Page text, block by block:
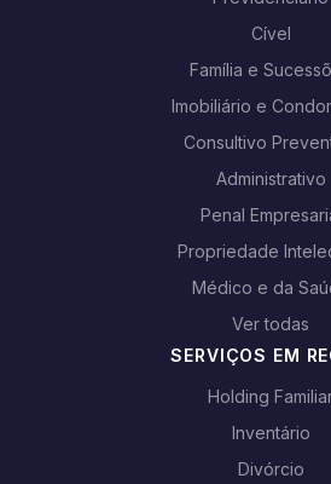
Cível
Família e
Imobiliário e
Consultivo
Administrativo
Penal
Propriedade
Médico e da
Ver todas
SERVIÇOS EM
Holding
Inventário
Divórcio